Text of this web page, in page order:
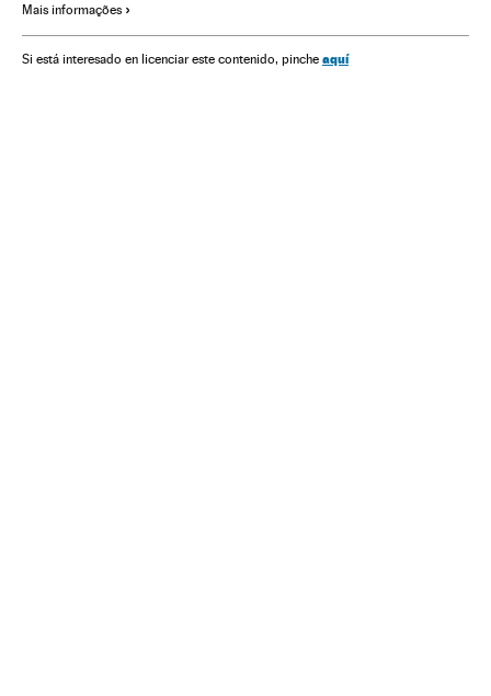
Escolas públicas
Estudantes Movimentos sociais Ensino público
Mais informações
Si está interesado en licenciar este contenido, pinche aquí